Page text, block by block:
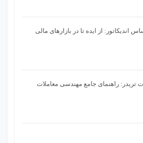
از ایده تا در بازارهای مالی
تریدر: راهنمای جامع مهندسی معاملات